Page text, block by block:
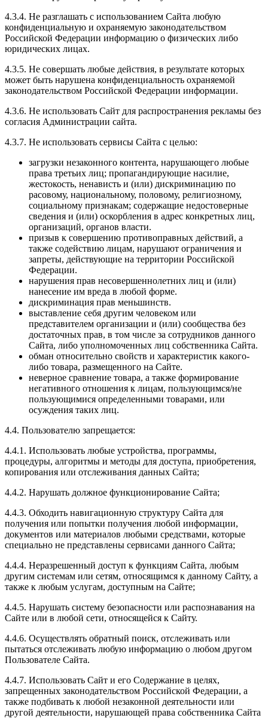
4.3.4. Не разглашать с использованием Сайта любую
конфиденциальную и охраняемую законодательством
Российской Федерации информацию о физических либо
юридических лицах.
4.3.5. Не совершать любые действия, в результате которых
может быть нарушена конфиденциальность охраняемой
законодательством Российской Федерации информации.
4.3.6. Не использовать Сайт для распространения рекламы без
согласия Администрации сайта.
4.3.7. Не использовать сервисы Сайта с целью:
загрузки незаконного контента, нарушающего любые
права третьих лиц; пропагандирующие насилие,
жестокость, ненависть и (или) дискриминацию по
расовому, национальному, половому, религиозному,
социальному признакам; содержащие недостоверные
сведения и (или) оскорбления в адрес конкретных лиц,
организаций, органов власти.
призыв к совершению противоправных действий, а
также содействию лицам, нарушают ограничения и
запреты, действующие на территории Российской
Федерации.
нарушения прав несовершеннолетних лиц и (или)
нанесение им вреда в любой форме.
дискриминация прав меньшинств.
выставление себя другим человеком или
представителем организации и (или) сообщества без
достаточных прав, в том числе за сотрудников данного
Сайта, либо уполномоченных лиц собственника Сайта.
обман относительно свойств и характеристик какого-
либо товара, размещенного на Сайте.
неверное сравнение товара, а также формирование
негативного отношения к лицам, пользующимся/не
пользующимися определенными товарами, или
осуждения таких лиц.
4.4. Пользователю запрещается:
4.4.1. Использовать любые устройства, программы,
процедуры, алгоритмы и методы для доступа, приобретения,
копирования или отслеживания данных Сайта;
4.4.2. Нарушать должное функционирование Сайта;
4.4.3. Обходить навигационную структуру Сайта для
получения или попытки получения любой информации,
документов или материалов любыми средствами, которые
специально не представлены сервисами данного Сайта;
4.4.4. Неразрешенный доступ к функциям Сайта, любым
другим системам или сетям, относящимся к данному Сайту, а
также к любым услугам, доступным на Сайте;
4.4.5. Нарушать систему безопасности или распознавания на
Сайте или в любой сети, относящейся к Сайту.
4.4.6. Осуществлять обратный поиск, отслеживать или
пытаться отслеживать любую информацию о любом другом
Пользователе Сайта.
4.4.7. Использовать Сайт и его Содержание в целях,
запрещенных законодательством Российской Федерации, а
также подбивать к любой незаконной деятельности или
другой деятельности, нарушающей права собственника Сайта